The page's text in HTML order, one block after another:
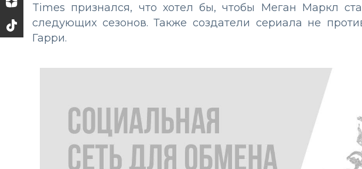
Times признался, что хотел бы, чтобы Меган Маркл
следующих сезонов. Также создатели сериала не
Гарри.